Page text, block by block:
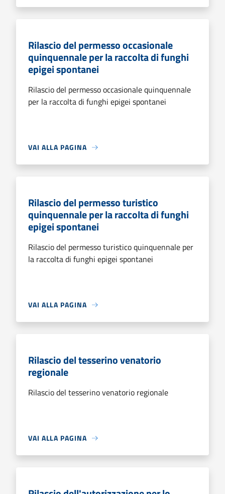
Rilascio del permesso occasionale
quinquennale per la raccolta di funghi
epigei spontanei
Rilascio del permesso occasionale quinquennale
per la raccolta di funghi epigei spontanei
VAI ALLA PAGINA
Rilascio del permesso turistico
quinquennale per la raccolta di funghi
epigei spontanei
Rilascio del permesso turistico quinquennale per
la raccolta di funghi epigei spontanei
VAI ALLA PAGINA
Rilascio del tesserino venatorio
regionale
Rilascio del tesserino venatorio regionale
VAI ALLA PAGINA